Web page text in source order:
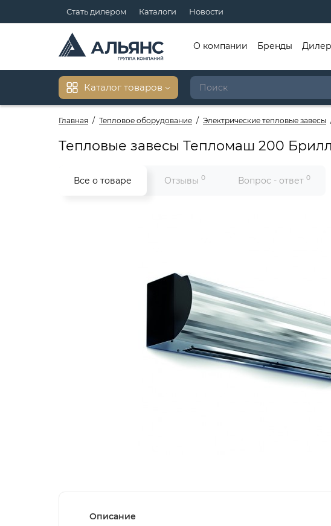
Стать дилером Каталоги Новости
О компании Бренды
Каталог товаров
Главная Тепловое оборудование Электрические тепловые завесы
Тепловые завесы Тепломаш 200
Все о товаре Отзывы 0 Вопрос - ответ 0
Описание